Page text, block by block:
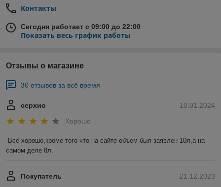
Контакты
Сегодня работает с 09:00 до 22:00
Показать весь график работы
Отзывы о магазине
30 отзывов за всё время
10.01.2024
серхио
Хорошо
Всё хорошо,кроме того что на сайте объем был заявлен 10л,а на
самом деле 8л.
21.12.2023
Покупатель